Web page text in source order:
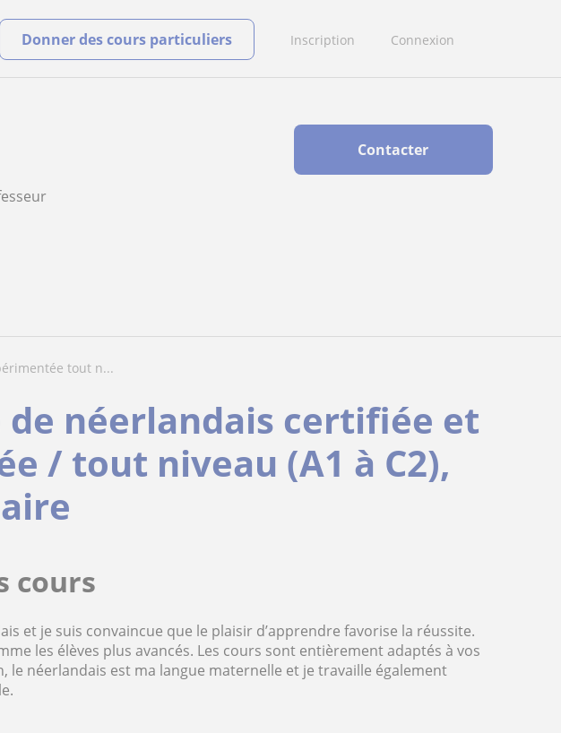
Inscription Connexion
Donner des cours particuliers
Contacter
tout n...
de néerlandais certifiée et
/ tout niveau (A1 à C2),
cours
et je suis convaincue que le plaisir d’apprendre favorise la réussite.
les élèves plus avancés. Les cours sont entièrement adaptés à vos
le néerlandais est ma langue maternelle et je travaille également